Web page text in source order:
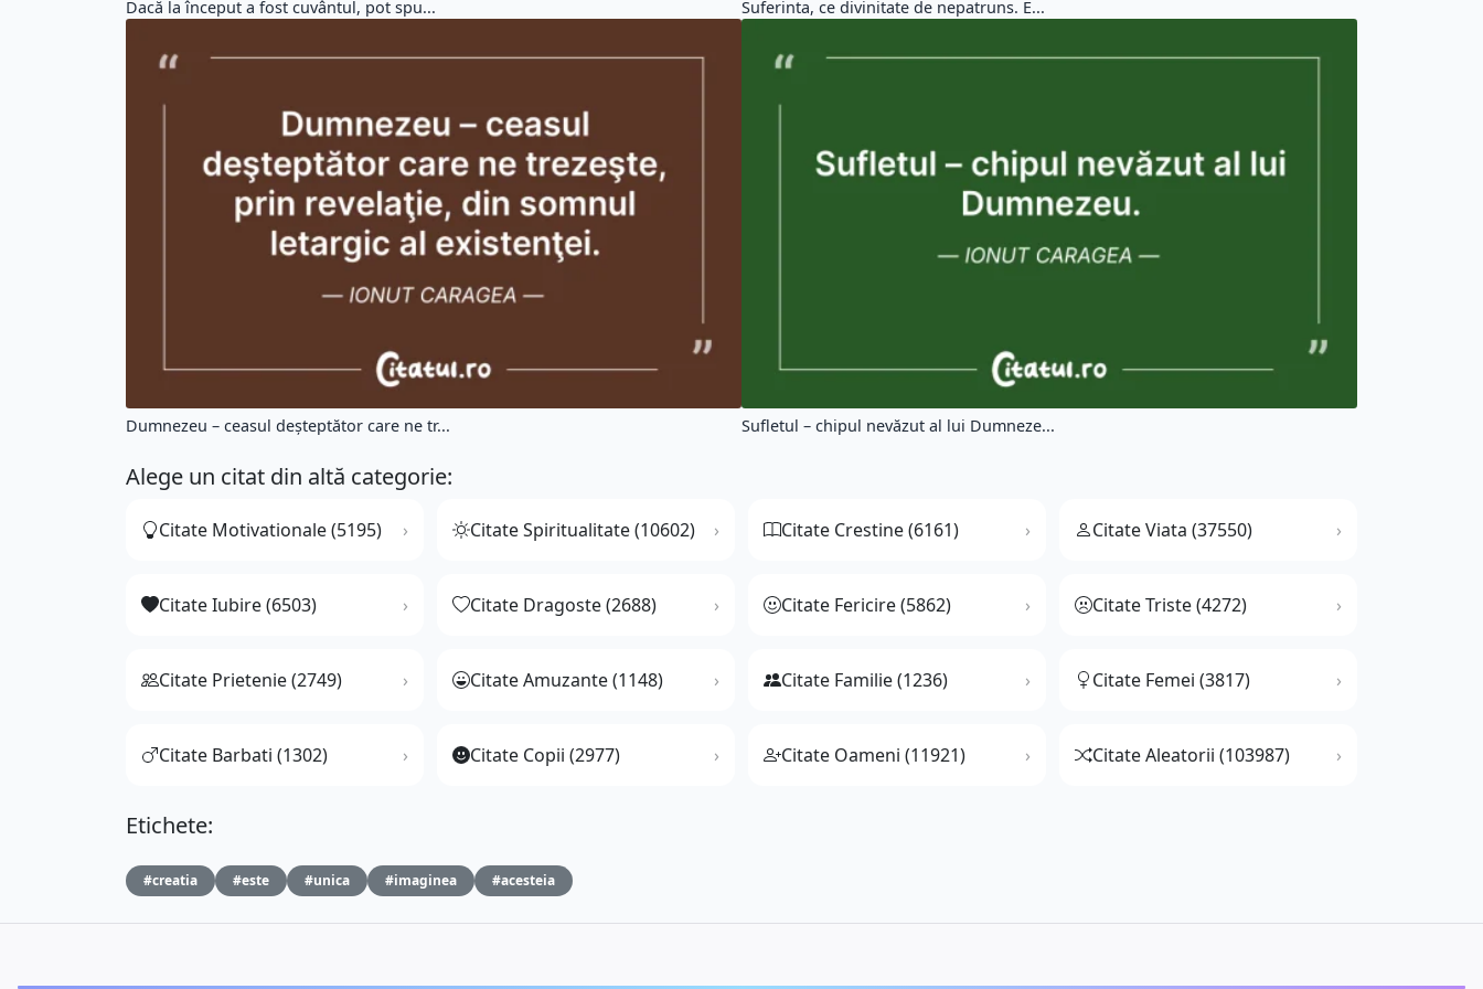
Dacă la început a fost cuvântul, pot spu... Suferinta, ce divinitate de nepatruns. E...
Dumnezeu – ceasul deşteptător care ne tr... Sufletul – chipul nevăzut al lui Dumneze...
Alege un citat din altă categorie:
Citate Motivationale (5195) Citate Spiritualitate (10602) Citate Crestine (6161) Citate Viata (37550)
Citate Iubire (6503) Citate Dragoste (2688) Citate Fericire (5862) Citate Triste (4272)
Citate Prietenie (2749) Citate Amuzante (1148) Citate Familie (1236) Citate Femei (3817)
Citate Barbati (1302) Citate Copii (2977) Citate Oameni (11921) Citate Aleatorii (103987)
Etichete:
#creatia #este #unica #imaginea #acesteia